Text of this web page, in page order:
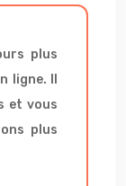
plus
ligne. Il
et vous
plus